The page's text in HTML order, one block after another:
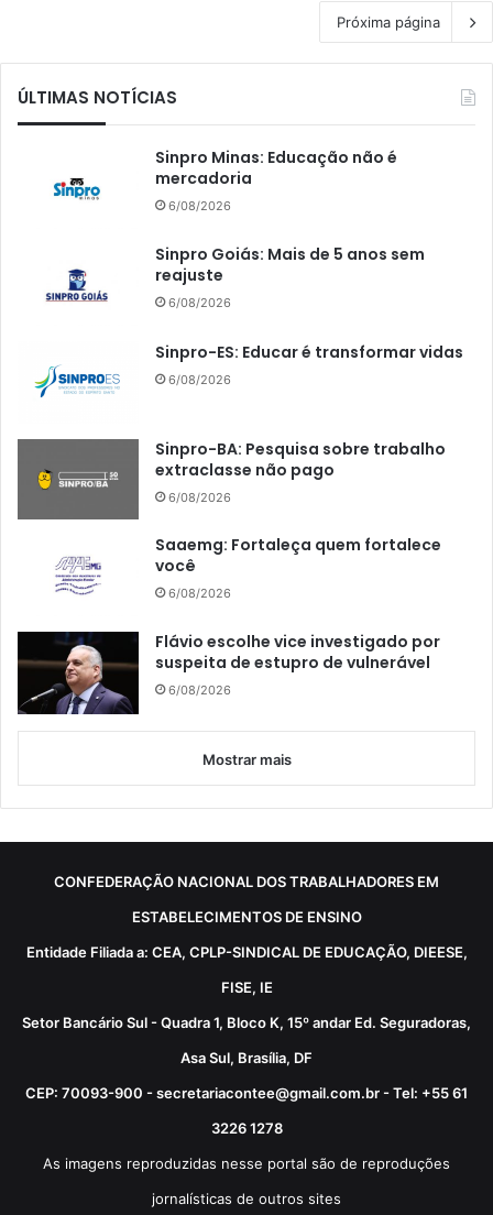
Próxima página
ÚLTIMAS NOTÍCIAS
Sinpro Minas: Educação não é
mercadoria
6/08/2026
Sinpro Goiás: Mais de 5 anos sem
reajuste
6/08/2026
Sinpro-ES: Educar é transformar vidas
6/08/2026
Sinpro-BA: Pesquisa sobre trabalho
extraclasse não pago
6/08/2026
Saaemg: Fortaleça quem fortalece
você
6/08/2026
Flávio escolhe vice investigado por
suspeita de estupro de vulnerável
6/08/2026
Mostrar mais
CONFEDERAÇÃO NACIONAL DOS TRABALHADORES EM
ESTABELECIMENTOS DE ENSINO
Entidade Filiada a: CEA, CPLP-SINDICAL DE EDUCAÇÃO, DIEESE,
FISE, IE
Setor Bancário Sul - Quadra 1, Bloco K, 15º andar Ed. Seguradoras,
Asa Sul, Brasília, DF
CEP: 70093-900 - secretariacontee@gmail.com.br - Tel: +55 61
3226 1278
As imagens reproduzidas nesse portal são de reproduções
jornalísticas de outros sites